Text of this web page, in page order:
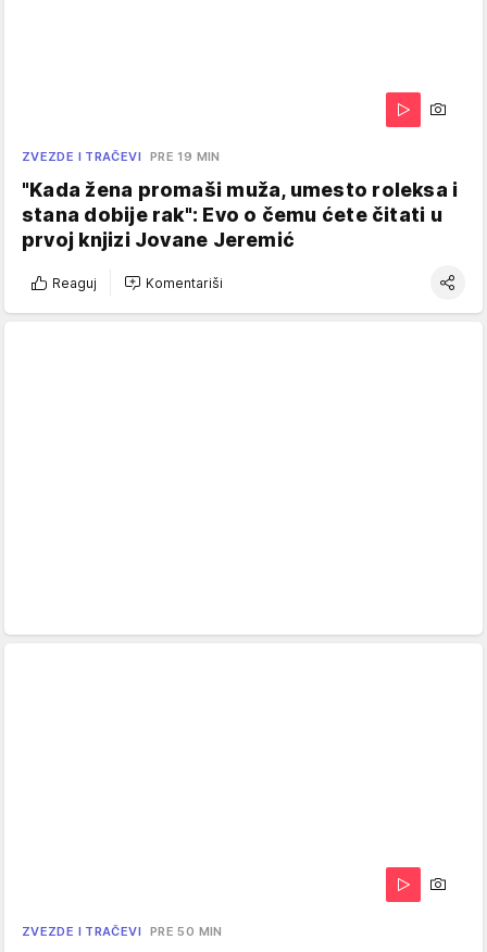
ZVEZDE I TRAČEVI PRE 19 MIN
"Kada žena promaši muža, umesto roleksa i
stana dobije rak": Evo o čemu ćete čitati u
prvoj knjizi Jovane Jeremić
Reaguj Komentariši
ZVEZDE I TRAČEVI PRE 50 MIN